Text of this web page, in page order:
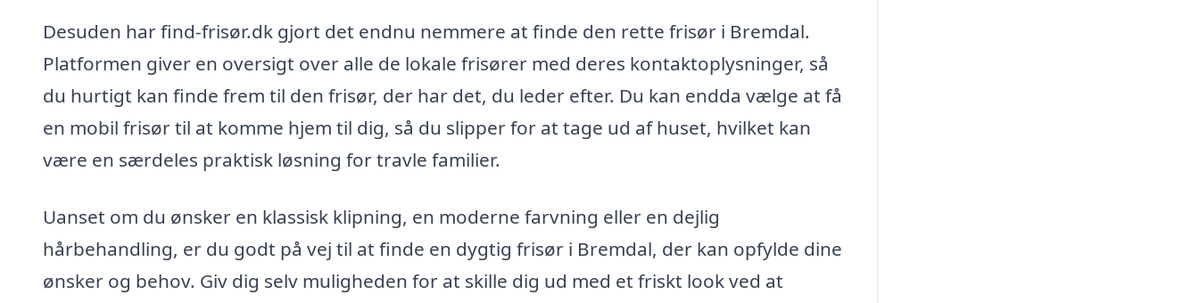
Desuden har find-frisør.dk gjort det endnu nemmere at finde den rette frisør i Bremdal.
Platformen giver en oversigt over alle de lokale frisører med deres kontaktoplysninger, så
du hurtigt kan finde frem til den frisør, der har det, du leder efter. Du kan endda vælge at få
en mobil frisør til at komme hjem til dig, så du slipper for at tage ud af huset, hvilket kan
være en særdeles praktisk løsning for travle familier.
Uanset om du ønsker en klassisk klipning, en moderne farvning eller en dejlig
hårbehandling, er du godt på vej til at finde en dygtig frisør i Bremdal, der kan opfylde dine
ønsker og behov. Giv dig selv muligheden for at skille dig ud med et friskt look ved at